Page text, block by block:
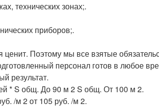
технических зонах;.
приборов;.
Поэтому мы все взятые
персонал готов в любое
результат.
* S общ. До 90 м 2 S общ. От 100 м 2.
/м 2 от 105 руб. /м 2.